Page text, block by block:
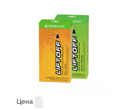
Цена